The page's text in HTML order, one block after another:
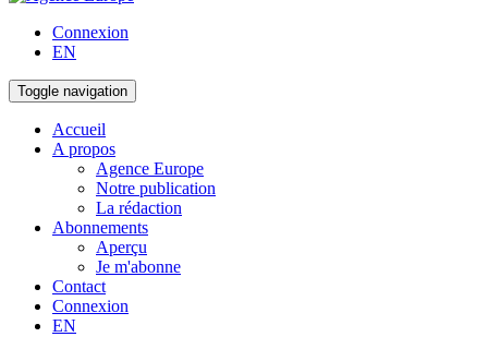
Connexion
EN
Toggle navigation
Accueil
A propos
Agence Europe
Notre publication
La rédaction
Abonnements
Aperçu
Je m'abonne
Contact
Connexion
EN